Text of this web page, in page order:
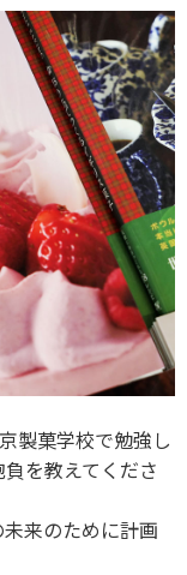
製菓学校で勉強し
を教えてくださ
来のために計画